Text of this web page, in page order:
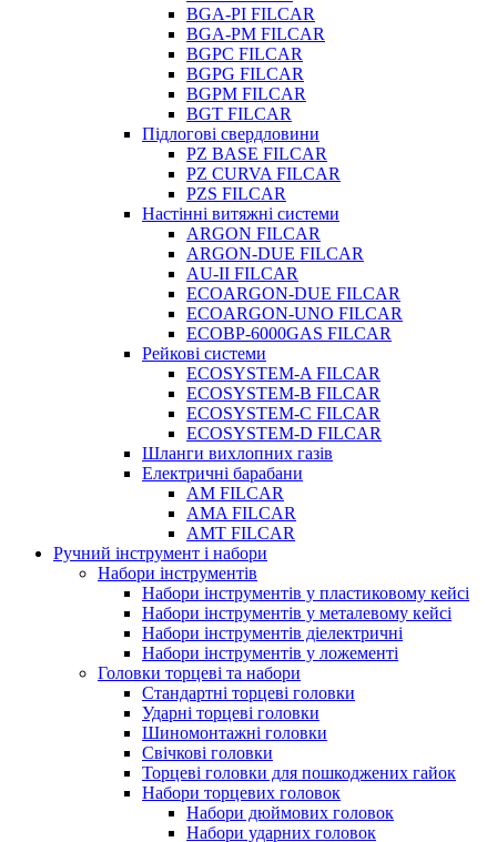
BGA-PI FILCAR
BGA-PM FILCAR
BGPC FILCAR
BGPG FILCAR
BGPM FILCAR
BGT FILCAR
Підлогові свердловини
PZ BASE FILCAR
PZ CURVA FILCAR
PZS FILCAR
Настінні витяжні системи
ARGON FILCAR
ARGON-DUE FILCAR
AU-II FILCAR
ECOARGON-DUE FILCAR
ECOARGON-UNO FILCAR
ECOBP-6000GAS FILCAR
Рейкові системи
ECOSYSTEM-A FILCAR
ECOSYSTEM-B FILCAR
ECOSYSTEM-C FILCAR
ECOSYSTEM-D FILCAR
Шланги вихлопних газів
Електричні барабани
AM FILCAR
AMA FILCAR
AMT FILCAR
Ручний інструмент і набори
Набори інструментів
Набори інструментів у пластиковому кейсі
Набори інструментів у металевому кейсі
Набори інструментів діелектричні
Набори інструментів у ложементі
Головки торцеві та набори
Стандартні торцеві головки
Ударні торцеві головки
Шиномонтажні головки
Свічкові головки
Торцеві головки для пошкоджених гайок
Набори торцевих головок
Набори дюймових головок
Набори ударних головок